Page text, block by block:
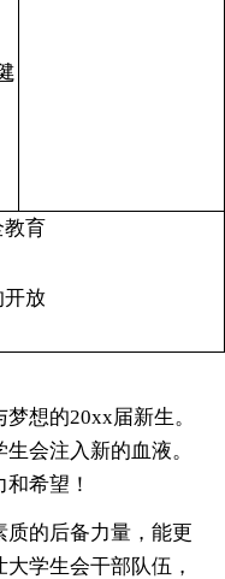
育
放
想的20xx届新生。
会注入新的血液。
希望！
的后备力量，能更
学生会干部队伍，